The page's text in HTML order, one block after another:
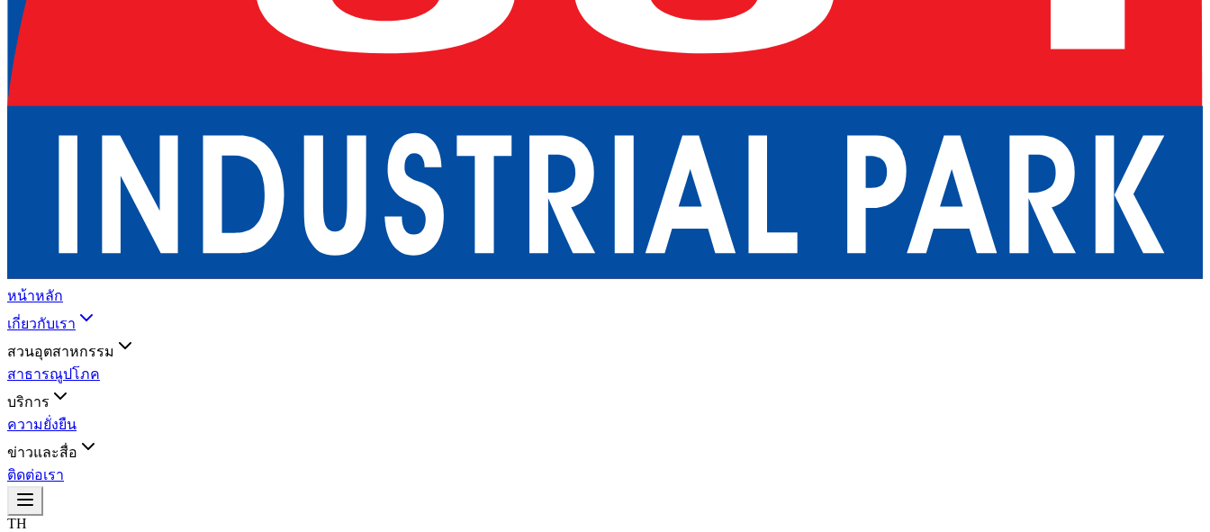
หน้าหลัก
เกี่ยวกับเรา
สวนอุตสาหกรรม
สาธารณูปโภค
บริการ
ความยั่งยืน
ข่าวและสื่อ
ติดต่อเรา
TH